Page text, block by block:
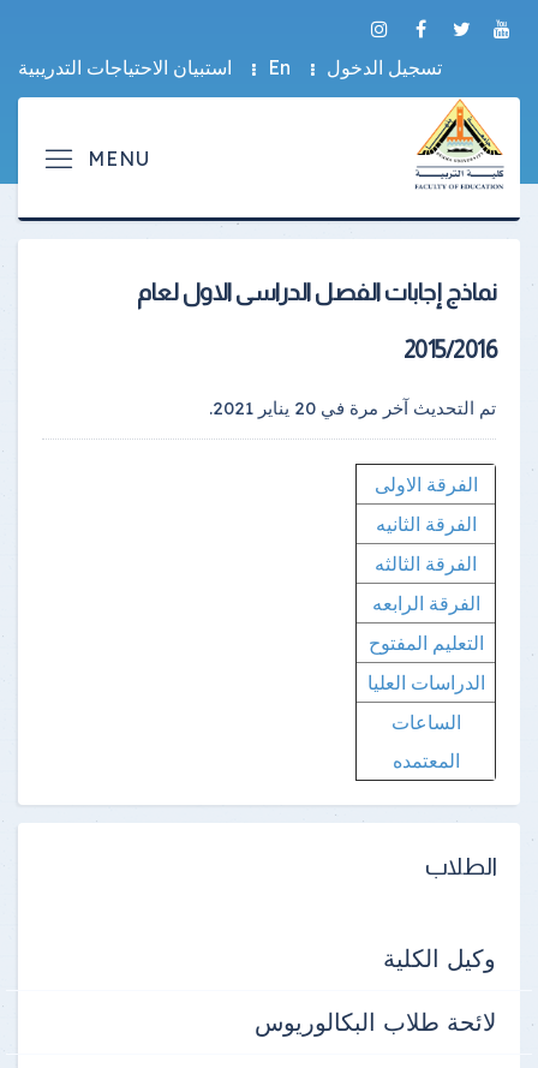
تسجيل الدخول En استبيان الاحتياجات التدريبية
نماذج إجابات الفصل الدراسى الاول لعام
2015/2016
تم التحديث آخر مرة في 20 يناير 2021 .
الفرقة الاولى
الفرقة الثانيه
الفرقة الثالثه
الفرقة الرابعه
التعليم المفتوح
الدراسات العليا
الساعات
المعتمده
الطلاب
وكيل الكلية
لائحة طلاب البكالوريوس